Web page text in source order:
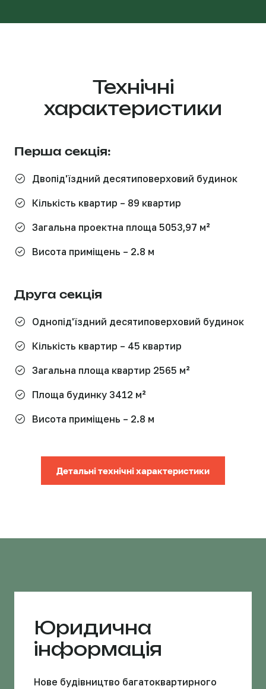
Технічні
характеристики
Перша секція:
Двопід'їздний десятиповерховий будинок
Кількість квартир – 89 квартир
Загальна проектна площа 5053,97 м²
Висота приміщень – 2.8 м
Друга секція
Однопід'їздний десятиповерховий будинок
Кількість квартир – 45 квартир
Загальна площа квартир 2565 м²
Площа будинку 3412 м²
Висота приміщень – 2.8 м
Детальні технічні характеристики
Юридична
інформація
Нове будівництво багатоквартирного